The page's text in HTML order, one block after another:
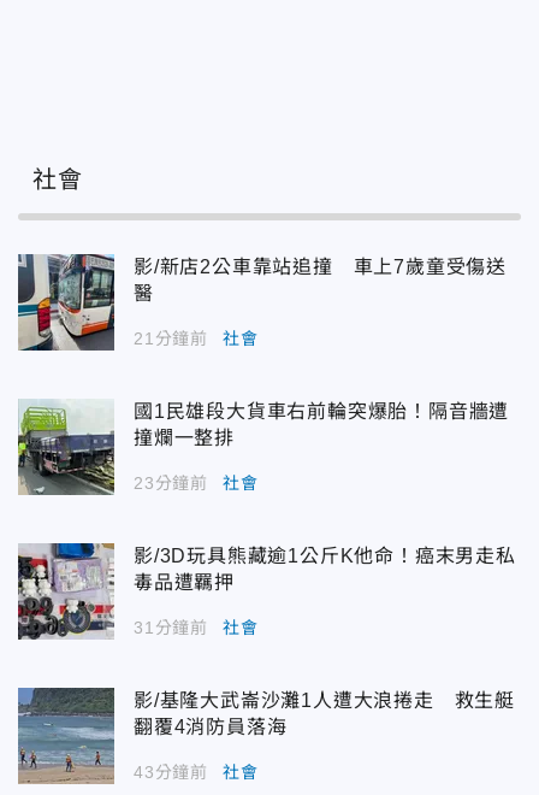
社會
影/新店2公車靠站追撞 車上7歲童受傷送
醫
21分鐘前 社會
國1民雄段大貨車右前輪突爆胎！隔音牆遭
撞爛一整排
23分鐘前 社會
影/3D玩具熊藏逾1公斤K他命！癌末男走私
毒品遭羈押
31分鐘前 社會
影/基隆大武崙沙灘1人遭大浪捲走 救生艇
翻覆4消防員落海
43分鐘前 社會